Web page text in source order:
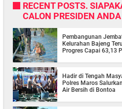
RECENT POSTS.
CALON PRESIDEN ANDA
Pembangunan
Kelurahan Bajeng
Progres Capai 63,13
Hadir di Tengah
Polres Maros
Air Bersih di Bontoa